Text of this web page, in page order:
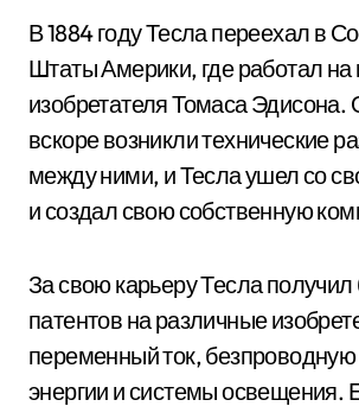
В 1884 году Тесла переехал в
Штаты Америки, где работал на
изобретателя Томаса Эдисона.
вскоре возникли технические
между ними, и Тесла ушел со
и создал свою собственную
За свою карьеру Тесла
патентов на различные
переменный ток,
энергии и системы освещения.